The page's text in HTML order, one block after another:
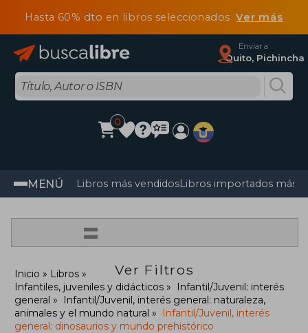
Hasta 60% dto en libros seleccionadosVer más
Enviar a
Quito, Pichincha
0
MENÚ Libros más vendidosLibros importados más
=
Ver Filtros
Inicio
Libros
Infantiles, juveniles y didácticos
Infantil/Juvenil: interés
general
Infantil/Juvenil, interés general: naturaleza,
animales y el mundo natural
Infantil/Juvenil, interés
general: dinosaurios y mundo prehistórico